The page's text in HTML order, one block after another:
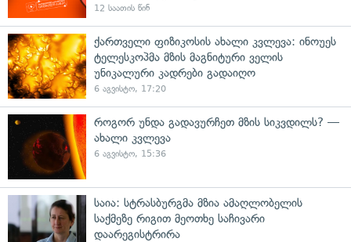
12 საათის წინ
ქართველი ფიზიკოსის ახალი კვლევა: ინოუეს
ტელესკოპმა მზის მაგნიტური ველის
უნიკალური კადრები გადაიღო
6 აგვისტო, 17:20
როგორ უნდა გადავურჩეთ მზის სიკვდილს? —
ახალი კვლევა
6 აგვისტო, 15:36
საია: სტრასბურგმა მზია ამაღლობელის
საქმეზე რიგით მეოთხე საჩივარი
დაარეგისტრირა